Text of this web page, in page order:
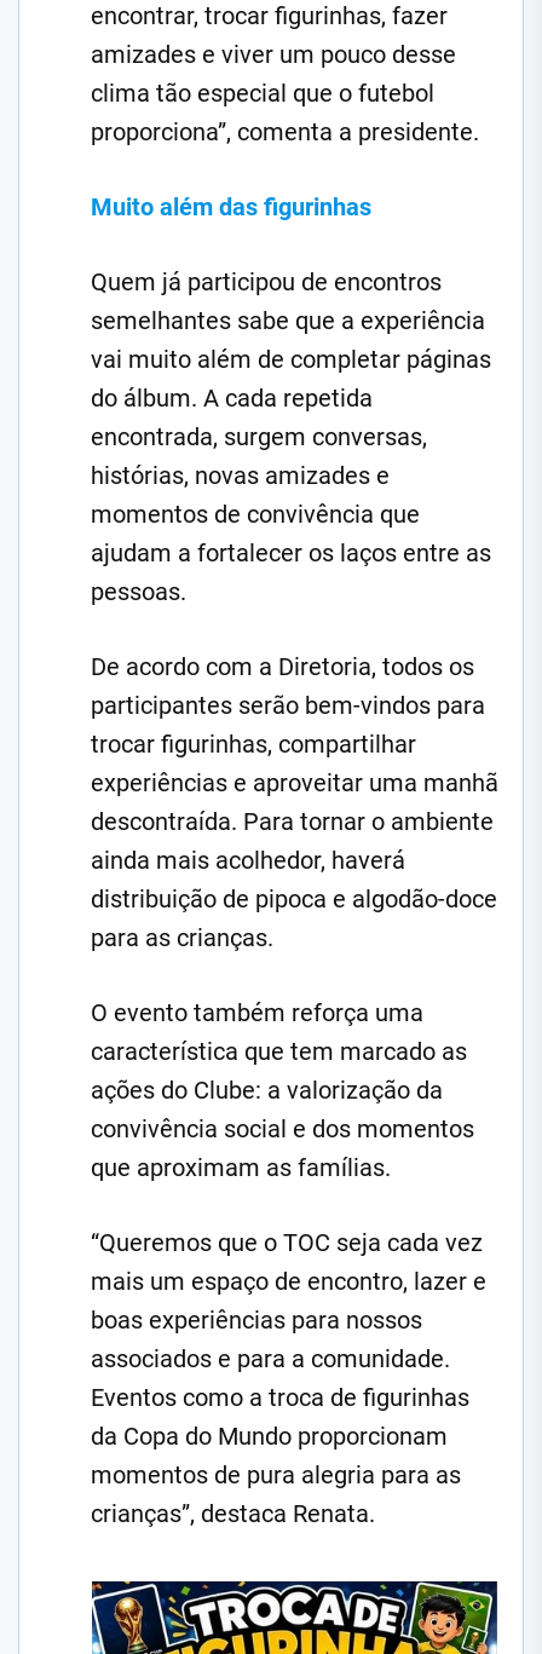
encontrar, trocar figurinhas, fazer
amizades e viver um pouco desse
clima tão especial que o futebol
proporciona”, comenta a presidente.
Muito além das figurinhas
Quem já participou de encontros
semelhantes sabe que a experiência
vai muito além de completar páginas
do álbum. A cada repetida
encontrada, surgem conversas,
histórias, novas amizades e
momentos de convivência que
ajudam a fortalecer os laços entre as
pessoas.
De acordo com a Diretoria, todos os
participantes serão bem-vindos para
trocar figurinhas, compartilhar
experiências e aproveitar uma manhã
descontraída. Para tornar o ambiente
ainda mais acolhedor, haverá
distribuição de pipoca e algodão-doce
para as crianças.
O evento também reforça uma
característica que tem marcado as
ações do Clube: a valorização da
convivência social e dos momentos
que aproximam as famílias.
“Queremos que o TOC seja cada vez
mais um espaço de encontro, lazer e
boas experiências para nossos
associados e para a comunidade.
Eventos como a troca de figurinhas
da Copa do Mundo proporcionam
momentos de pura alegria para as
crianças”, destaca Renata.